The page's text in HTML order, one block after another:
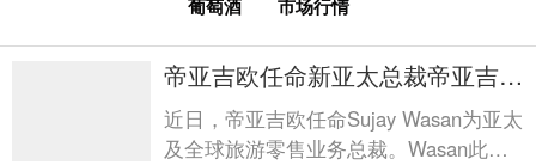
葡萄酒 市场行情
帝亚吉欧任命新亚太总裁帝亚吉欧
任命新亚太总裁
近日，帝亚吉欧任命Sujay Wasan为亚太
及全球旅游零售业务总裁。Wasan此前